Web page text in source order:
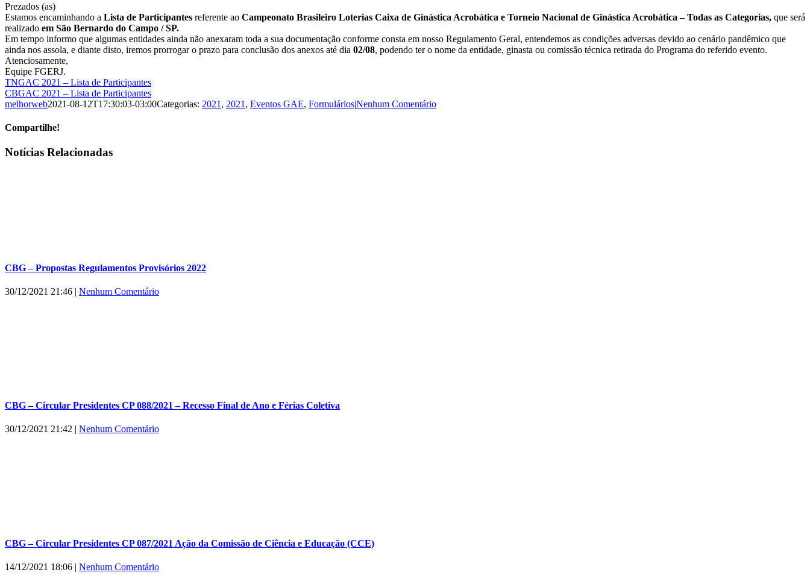
Prezados (as)
Estamos encaminhando a Lista de Participantes referente ao Campeonato Brasileiro Loterias Caixa de Ginástica Acrobática e Torneio Nacional de Ginástica Acrobática – Todas as Categorias, que será
realizado em São Bernardo do Campo / SP.
Em tempo informo que algumas entidades ainda não anexaram toda a sua documentação conforme consta em nosso Regulamento Geral, entendemos as condições adversas devido ao cenário pandêmico que
ainda nos assola, e diante disto, iremos prorrogar o prazo para conclusão dos anexos até dia 02/08, podendo ter o nome da entidade, ginasta ou comissão técnica retirada do Programa do referido evento.
Atenciosamente,
Equipe FGERJ.
TNGAC 2021 – Lista de Participantes
CBGAC 2021 – Lista de Participantes
melhorweb2021-08-12T17:30:03-03:00Categorias: 2021 , 2021 , Eventos GAE, Formulários|Nenhum Comentário
Compartilhe!
Facebook
X
WhatsApp
E-
Notícias Relacionadas
CBG – Propostas Regulamentos Provisórios 2022
30/12/2021 21:46 | Nenhum Comentário
CBG – Circular Presidentes CP 088/2021 – Recesso Final de Ano e Férias Coletiva
30/12/2021 21:42 | Nenhum Comentário
CBG – Circular Presidentes CP 087/2021 Ação da Comissão de Ciência e Educação (CCE)
14/12/2021 18:06 | Nenhum Comentário